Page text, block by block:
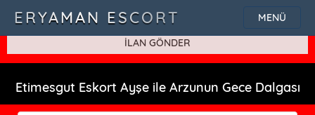
character set: 'uf8'
MENÜ
ERYAMAN ESCORT
İLAN GÖNDER
Etimesgut Eskort Ayşe ile Arzunun Gece Dalgası